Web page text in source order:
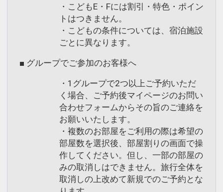
・こどもE・Fには割引・特色・ポイン
トはつきません。
・こどもの条件については、宿泊施設
ごとに異なります。
■ グループでご参加のお客様へ
・1グループで2つ以上ご予約いただ
く場合、ご予約後マイページのお問い
合わせフォームからその旨のご連絡を
お願いいたします。
・複数のお部屋をご利用の際は希望の
部屋数を選択後、部屋割りの画面で操
作してください。但し、一部の部屋の
みの取消しはできません。旅行全体を
取消しの上改めて新規でのご予約とな